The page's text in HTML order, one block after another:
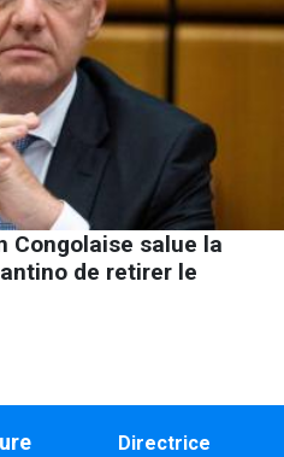
Congolaise salue la
de retirer le
Directrice